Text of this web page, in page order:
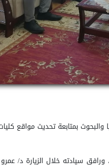
بمتابعة تحديث مواقع
، ورافق سيادته خلال الزيارة د/